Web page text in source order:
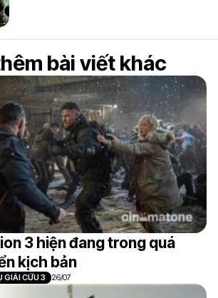
bài viết khác
3 hiện đang trong quá
kịch bản
GIẢI CỨU 3 26/07